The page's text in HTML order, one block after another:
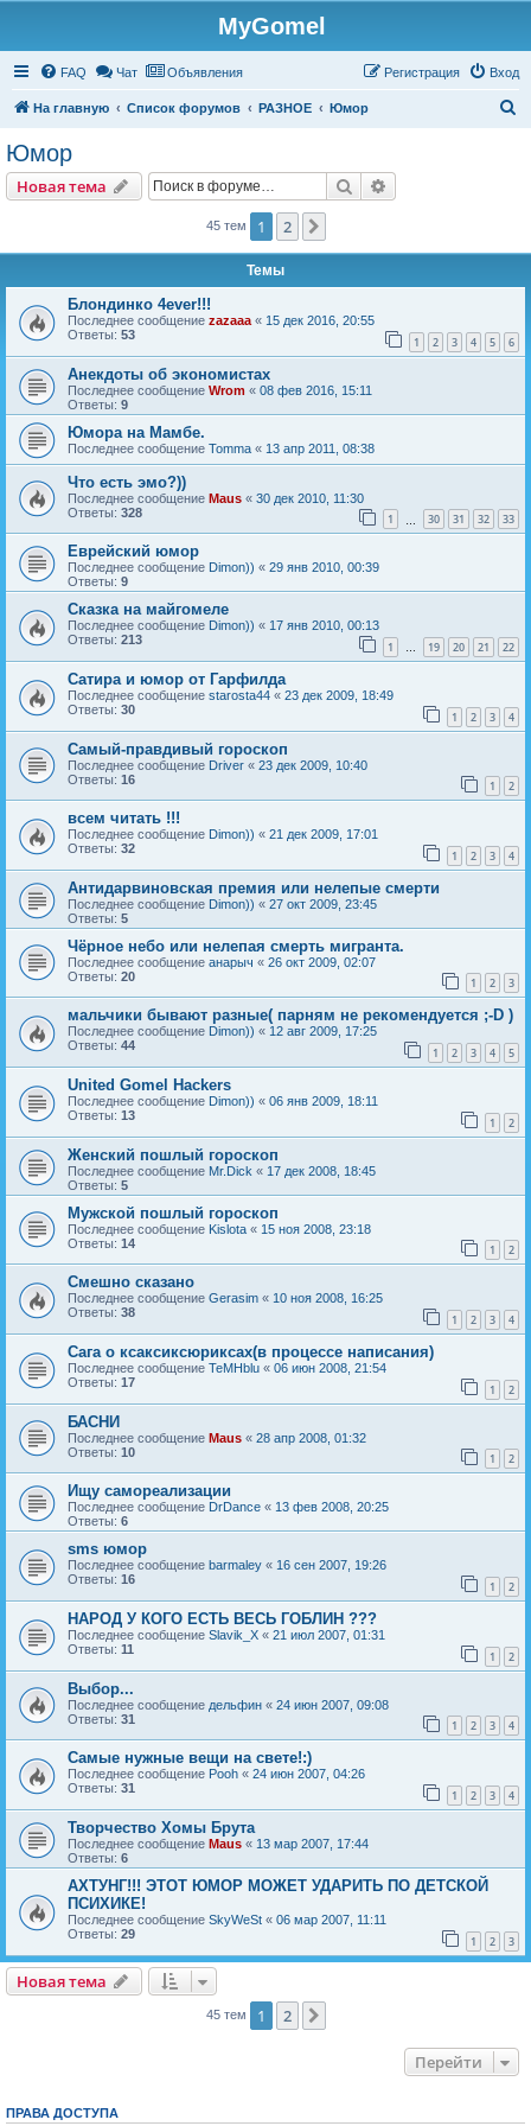
MyGomel
FAQ Чат Объявления Вход
Регистрация
На главную Список форумов РАЗНОЕ Юмор
Юмор
Новая тема
Новаятема Поиск
45 тем 1 2
Темы
Блондинко 4ever!!!
Последнее сообщение zazaaa « 15 дек 2016, 20:55
Ответы: 53 1 2 3 4 5 6
Анекдоты об экономистах
Последнее сообщение Wrom « 08 фев 2016, 15:11
Ответы: 9
Юмора на Мамбе.
Последнее сообщение Tomma « 13 апр 2011, 08:38
Что есть эмо?))
Последнее сообщение Maus « 30 дек 2010, 11:30
Ответы: 328 1 30 31 32 33
Еврейский юмор
Последнее сообщение Dimon)) « 29 янв 2010, 00:39
Ответы: 9
Сказка на майгомеле
Последнее сообщение Dimon)) « 17 янв 2010, 00:13
Ответы: 213 1 … 19 20 21 22
Сатира и юмор от Гарфилда
Последнее сообщение starosta44 « 23 дек 2009, 18:49
Ответы: 30 1 2 3 4
Самый-правдивый гороскоп
Последнее сообщение Driver « 23 дек 2009, 10:40
Ответы: 16 1 2
всем читать !!!
Последнее сообщение Dimon)) « 21 дек 2009, 17:01
Ответы: 32 1 2 3 4
Антидарвиновская премия или нелепые смерти
Последнее сообщение Dimon)) « 27 окт 2009, 23:45
Ответы: 5
Чёрное небо или нелепая смерть мигранта.
Последнее сообщение анарыч « 26 окт 2009, 02:07
Ответы: 20 1 2 3
мальчики бывают разные( парням не рекомендуется ;-D )
Последнее сообщение Dimon)) « 12 авг 2009, 17:25
Ответы: 44 1 2 3 4 5
United Gomel Hackers
Последнее сообщение Dimon)) « 06 янв 2009, 18:11
Ответы: 13 1 2
Женский пошлый гороскоп
Последнее сообщение Mr.Dick « 17 дек 2008, 18:45
Ответы: 5
Мужской пошлый гороскоп
Последнее сообщение Kislota « 15 ноя 2008, 23:18
Ответы: 14 1 2
Смешно сказано
Последнее сообщение Gerasim « 10 ноя 2008, 16:25
Ответы: 38 1 2 3 4
Сага о ксаксиксюриксах(в процессе написания)
Последнее сообщение TeMHblu « 06 июн 2008, 21:54
Ответы: 17 1 2
БАСНИ
Последнее сообщение Maus « 28 апр 2008, 01:32
Ответы: 10 1 2
Ищу самореализации
Последнее сообщение DrDance « 13 фев 2008, 20:25
Ответы: 6
sms юмор
Последнее сообщение barmaley « 16 сен 2007, 19:26
Ответы: 16 1 2
НАРОД У КОГО ЕСТЬ ВЕСЬ ГОБЛИН ???
Последнее сообщение Slavik_X « 21 июл 2007, 01:31
Ответы: 11 1 2
Выбор...
Последнее сообщение дельфин « 24 июн 2007, 09:08
Ответы: 31 1 2 3 4
Самые нужные вещи на свете!:)
Последнее сообщение Pooh « 24 июн 2007, 04:26
Ответы: 31 1 2 3 4
Творчество Хомы Брута
Последнее сообщение Maus « 13 мар 2007, 17:44
Ответы: 6
АХТУНГ!!! ЭТОТ ЮМОР МОЖЕТ УДАРИТЬ ПО ДЕТСКОЙ
ПСИХИКЕ!
Последнее сообщение SkyWeSt « 06 мар 2007, 11:11
Ответы: 29 1 2 3
Новая тема
Новаятема
45 тем 1 2
Перейти
ПРАВА ДОСТУПА